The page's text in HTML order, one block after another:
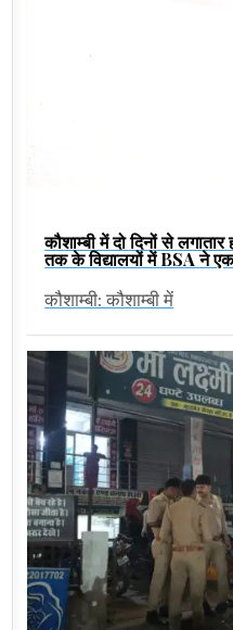
कौशाम्बी में दो दिनों से
तक के विद्यालयों में BSA ने
कौशाम्बी: कौशाम्बी में